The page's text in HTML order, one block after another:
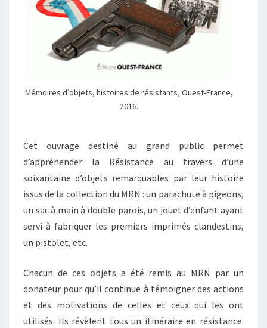
Mémoires d’objets, histoires de résistants, Ouest-France,
2016.
Cet ouvrage destiné au grand public permet
d’appréhender la Résistance au travers d’une
soixantaine d’objets remarquables par leur histoire
issus de la collection du MRN : un parachute à pigeons,
un sac à main à double parois, un jouet d’enfant ayant
servi à fabriquer les premiers imprimés clandestins,
un pistolet, etc.
Chacun de ces objets a été remis au MRN par un
donateur pour qu’il continue à témoigner des actions
et des motivations de celles et ceux qui les ont
utilisés. Ils révèlent tous un itinéraire en résistance.